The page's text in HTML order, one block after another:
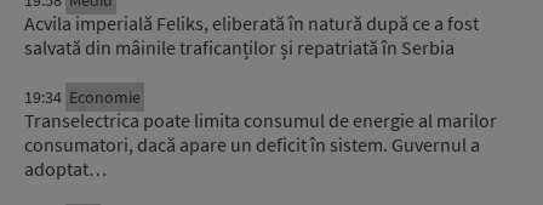
Acvila imperială Feliks, eliberată în natură după ce a fost
salvată din mâinile traficanților și repatriată în Serbia
19:34 Economie
Transelectrica poate limita consumul de energie al marilor
consumatori, dacă apare un deficit în sistem. Guvernul a
adoptat…